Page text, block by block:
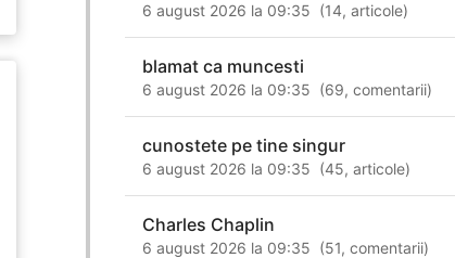
6 august 2026 la 09:35 (14,articole)
blamat ca muncesti
6 august 2026 la 09:35 (69,comentarii)
cunostete pe tine singur
6 august 2026 la 09:35 (45,articole)
Charles Chaplin
6 august 2026 la 09:35 (51,comentarii)